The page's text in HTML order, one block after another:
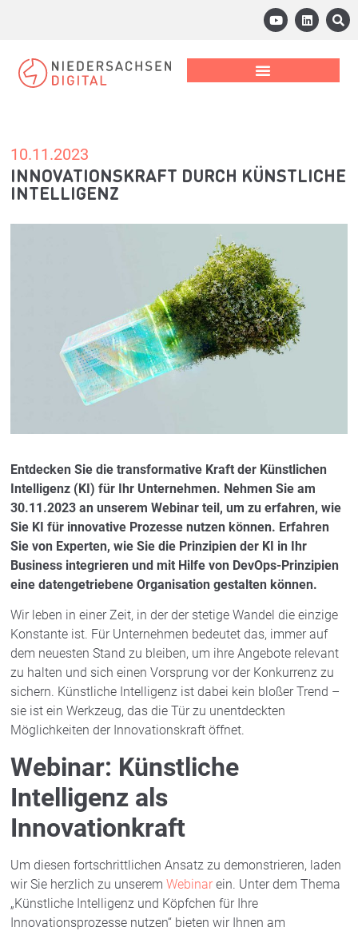
10.11.2023
INNOVATIONSKRAFT DURCH KÜNSTLICHE
INTELLIGENZ
Entdecken Sie die transformative Kraft der Künstlichen
Intelligenz (KI) für Ihr Unternehmen. Nehmen Sie am
30.11.2023 an unserem Webinar teil, um zu erfahren, wie
Sie KI für innovative Prozesse nutzen können. Erfahren
Sie von Experten, wie Sie die Prinzipien der KI in Ihr
Business integrieren und mit Hilfe von DevOps-Prinzipien
eine datengetriebene Organisation gestalten können.
Wir leben in einer Zeit, in der der stetige Wandel die einzige
Konstante ist. Für Unternehmen bedeutet das, immer auf
dem neuesten Stand zu bleiben, um ihre Angebote relevant
zu halten und sich einen Vorsprung vor der Konkurrenz zu
sichern. Künstliche Intelligenz ist dabei kein bloßer Trend –
sie ist ein Werkzeug, das die Tür zu unentdeckten
Möglichkeiten der Innovationskraft öffnet.
Webinar: Künstliche
Intelligenz als
Innovationkraft
Um diesen fortschrittlichen Ansatz zu demonstrieren, laden
wir Sie herzlich zu unseremWebinar ein. Unter dem Thema
„Künstliche Intelligenz und Köpfchen für Ihre
Innovationsprozesse nutzen“ bieten wir Ihnen am